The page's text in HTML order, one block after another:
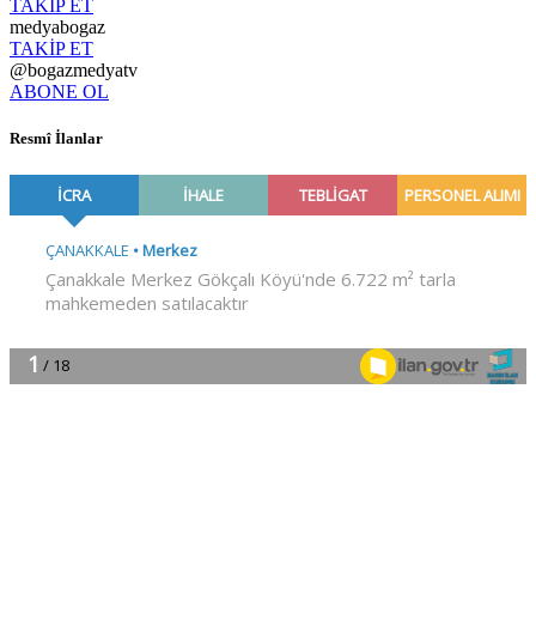
TAKİP ET
medyabogaz
TAKİP ET
@bogazmedyatv
ABONE OL
Resmî İlanlar